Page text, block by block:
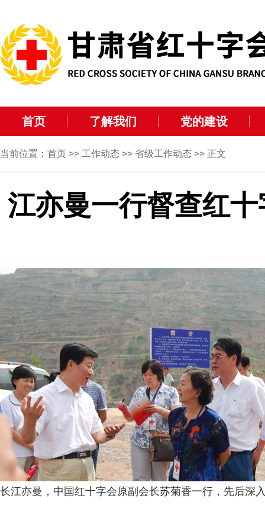
首页 了解我们 党的建设
当前位置： 首页 >> 工作动态 >> 省级工作动态 >> 正文
江亦曼一行督查红
长江亦曼，中国红十字会原副会长苏菊香一行，先后深